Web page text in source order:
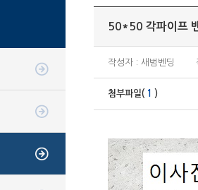
50*50 각파이프
작성자 : 새범벤딩
첨부파일( 1 )